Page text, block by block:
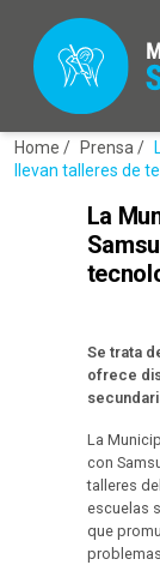
Home / Prensa /
llevan talleres de
La
Se trata
ofrece
La
con
talleres
escuelas
que